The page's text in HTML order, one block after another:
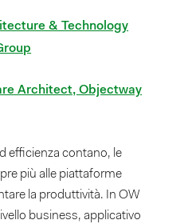
& Technology
Architect, Objectway
efficienza contano, le
più alle piattaforme
la produttività. In OW
business, applicativo